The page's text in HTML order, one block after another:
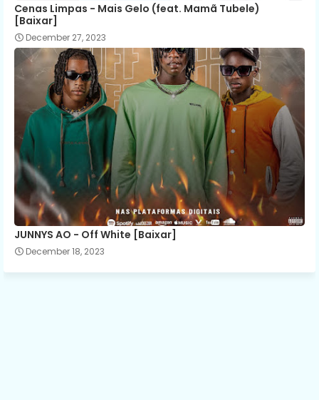
Cenas Limpas - Mais Gelo (feat. Mamã Tubele)
[Baixar]
December 27, 2023
JUNNYS AO - Off White [Baixar]
December 18, 2023